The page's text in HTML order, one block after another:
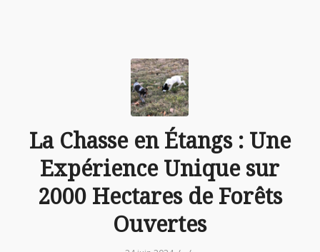
La Chasse en Étangs : Une
Expérience Unique sur
2000 Hectares de Forêts
Ouvertes